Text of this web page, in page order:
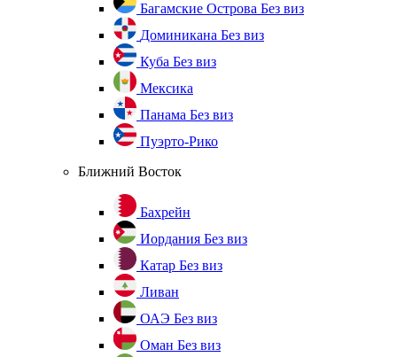
Багамские Острова Без виз
Доминикана Без виз
Куба Без виз
Мексика
Панама Без виз
Пуэрто-Рико
Ближний Восток
Бахрейн
Иордания Без виз
Катар Без виз
Ливан
ОАЭ Без виз
Оман Без виз